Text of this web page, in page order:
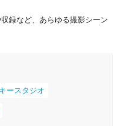
録など、あらゆる撮影シーン
ースタジオ